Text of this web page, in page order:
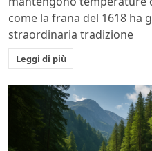
come la frana del 1618 ha
straordinaria tradizione
Leggi di più